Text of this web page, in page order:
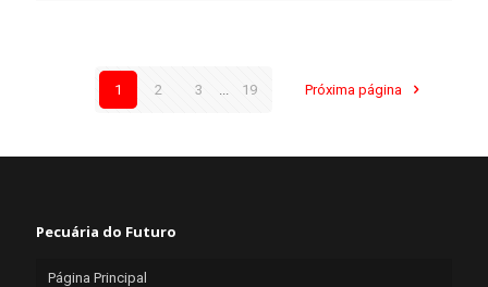
1 2 3 19 Próxima página
Pecuária do Futuro
Página Principal